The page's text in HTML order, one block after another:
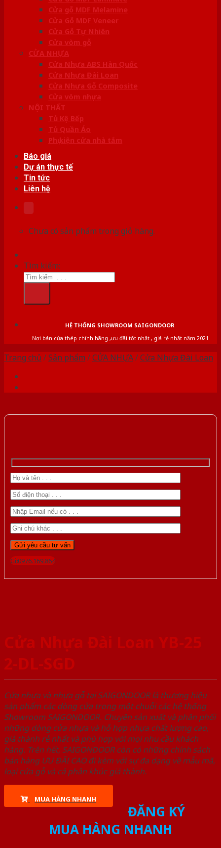
Cửa gỗ MDF Melamine
Cửa Gỗ MDF Veneer
Cửa Gỗ Tự Nhiên
Cửa vòm gỗ
CỬA NHỰA
Cửa Nhựa ABS Hàn Quốc
Cửa Nhựa Đài Loan
Cửa Nhựa Gỗ Composite
Cửa vòm nhựa
NỘI THẤT
Tủ Kệ Bếp
Tủ Quần Áo
Phụ kiện cửa nhà tắm
Báo giá
Dự án thực tế
Tin tức
Liên hệ
Chưa có sản phẩm trong giỏ hàng.
Tìm kiếm:
HỆ THỐNG SHOWROOM SAIGONDOOR
Nơi bán cửa thép chính hãng ,ưu đãi tốt nhất , giá rẻ nhất năm 2021
Trang chủ /Sản phẩm /CỬA NHỰA/Cửa Nhựa Đài Loan
Gọi 0976.169.864
Cửa Nhựa Đài Loan YB-25
2-DL-SGD
Cửa nhựa và nhựa gỗ tại SAIGONDOOR là thương hiệu
sản phẩm các dòng cửa trong một chuỗi các hệ thống
Showroom SAIGONDOOR. Chuyên sản xuất và phân phối
những dòng cửa nhựa và hỗ hợp nhựa chất lượng cao,
giá thành rẻ nhất và phù hợp với mọi nhu cầu khách
hàng. Trên hết, SAIGONDOOR còn có những chính sách
bán hàng ƯU ĐÃI CAO đi kèm với sự đa dạng về mẫu mã,
loại cửa gỗ và cả phân khúc giá thành.
MUA HÀNG NHANH
ĐĂNG KÝ
MUA HÀNG NHANH